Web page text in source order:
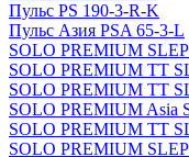
Пульс PS 190-3-R-K
Пульс Азия PSA 65-3-L
SOLO PREMIUM
SOLO PREMIUM ТТ
SOLO PREMIUM ТТ
SOLO PREMIUM Asia
SOLO PREMIUM ТТ
SOLO PREMIUM SLEP